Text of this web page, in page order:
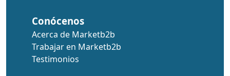
Conócenos
Acerca de Marketb2b
Trabajar en Marketb2b
Testimonios